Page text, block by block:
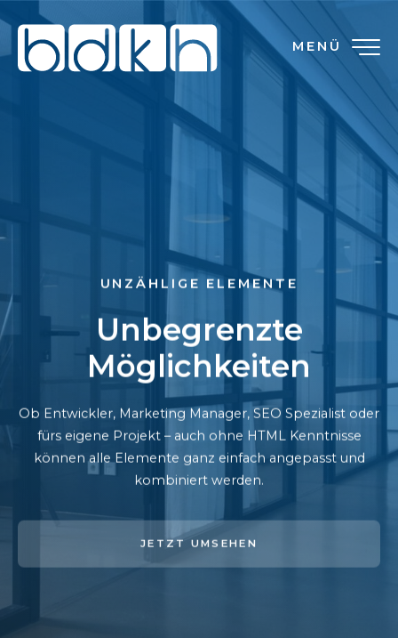
MENÜ
UNZÄHLIGE ELEMENTE
Unbegrenzte
Möglichkeiten
Ob Entwickler, Marketing Manager, SEO Spezialist oder
fürs eigene Projekt – auch ohne HTML Kenntnisse
können alle Elemente ganz einfach angepasst und
kombiniert werden.
JETZT UMSEHEN